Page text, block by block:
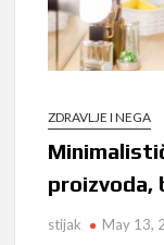
ZDRAVLJE I NEGA
proizvoda,
stijak May 13,